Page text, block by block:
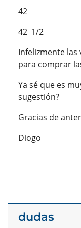
42
42 1/2
Infelizmente
para comprar
Ya sé que es
sugestión?
Gracias de
Diogo
dudas